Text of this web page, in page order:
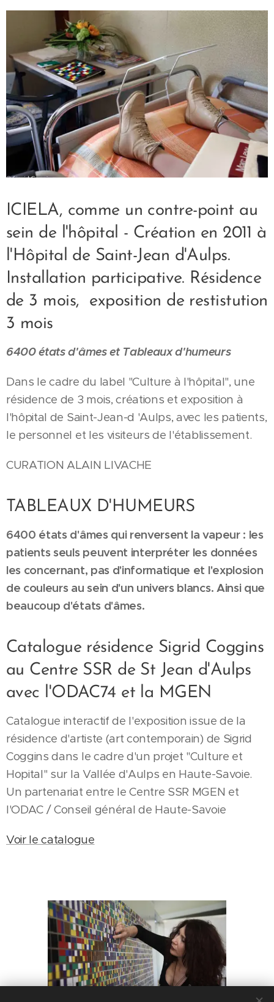
ICIELA, comme un contre-point au
sein de l'hôpital - Création en 2011 à
l'Hôpital de Saint-Jean d'Aulps.
Installation participative. Résidence
de 3 mois, exposition de restistution
3 mois
6400 états d'âmes et Tableaux d'humeurs
Dans le cadre du label "Culture à l'hôpital", une
résidence de 3 mois, créations et exposition à
l'hôpital de Saint-Jean-d 'Aulps, avec les patients,
le personnel et les visiteurs de l'établissement.
CURATION ALAIN LIVACHE
TABLEAUX D'HUMEURS
6400 états d'âmes qui renversent la vapeur : les
patients seuls peuvent interpréter les données
les concernant, pas d'informatique et l'explosion
de couleurs au sein d'un univers blancs. Ainsi que
beaucoup d'états d'âmes.
Catalogue résidence Sigrid Coggins
au Centre SSR de St Jean d'Aulps
avec l'ODAC74 et la MGEN
Catalogue interactif de l'exposition issue de la
résidence d'artiste (art contemporain) de Sigrid
Coggins dans le cadre d'un projet "Culture et
Hopital" sur la Vallée d'Aulps en Haute-Savoie.
Un partenariat entre le Centre SSR MGEN et
l'ODAC / Conseil général de Haute-Savoie
Voir le catalogue